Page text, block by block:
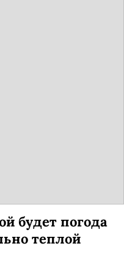
будет погода
теплой